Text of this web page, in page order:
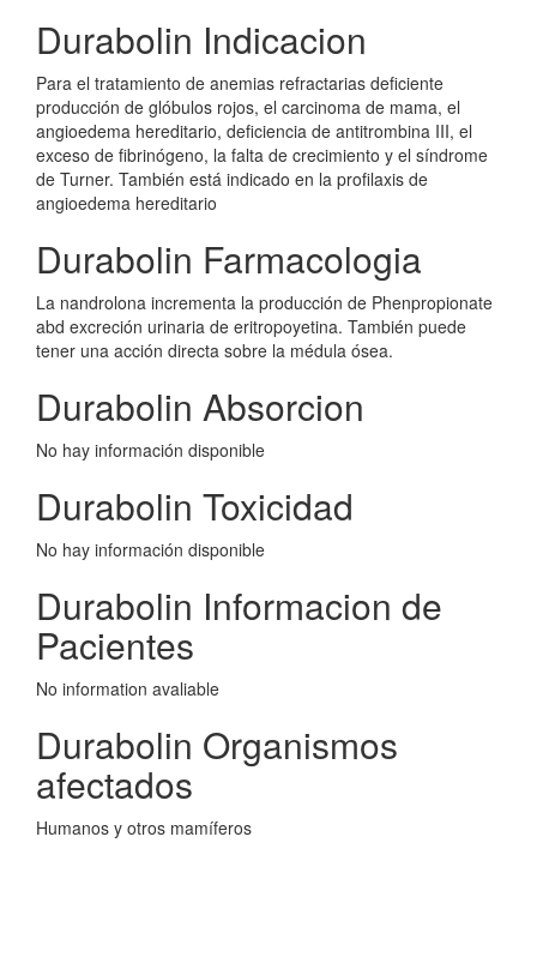
Durabolin Indicacion
Para el tratamiento de anemias refractarias deficiente
producción de glóbulos rojos, el carcinoma de mama, el
angioedema hereditario, deficiencia de antitrombina III, el
exceso de fibrinógeno, la falta de crecimiento y el síndrome
de Turner. También está indicado en la profilaxis de
angioedema hereditario
Durabolin Farmacologia
La nandrolona incrementa la producción de Phenpropionate
abd excreción urinaria de eritropoyetina. También puede
tener una acción directa sobre la médula ósea.
Durabolin Absorcion
No hay información disponible
Durabolin Toxicidad
No hay información disponible
Durabolin Informacion de
Pacientes
No information avaliable
Durabolin Organismos
afectados
Humanos y otros mamíferos